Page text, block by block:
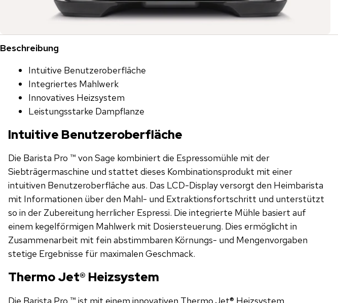
Beschreibung
Intuitive Benutzeroberfläche
Integriertes Mahlwerk
Innovatives Heizsystem
Leistungsstarke Dampflanze
Intuitive Benutzeroberfläche
Die Barista Pro ™ von Sage kombiniert die Espressomühle mit der
Siebträgermaschine und stattet dieses Kombinationsprodukt mit einer
intuitiven Benutzeroberfläche aus. Das LCD-Display versorgt den Heimbarista
mit Informationen über den Mahl- und Extraktionsfortschritt und unterstützt
so in der Zubereitung herrlicher Espressi. Die integrierte Mühle basiert auf
einem kegelförmigen Mahlwerk mit Dosiersteuerung. Dies ermöglicht in
Zusammenarbeit mit fein abstimmbaren Körnungs- und Mengenvorgaben
stetige Ergebnisse für maximalen Geschmack.
Thermo Jet® Heizsystem